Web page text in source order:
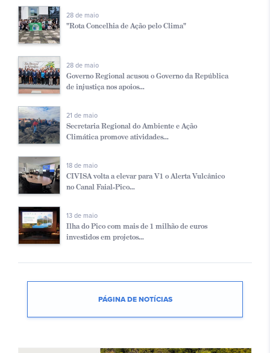
28 de maio
"Rota Concelhia de Ação pelo Clima"
28 de maio
Governo Regional acusou o Governo da República
de injustiça nos apoios...
21 de maio
Secretaria Regional do Ambiente e Ação
Climática promove atividades...
18 de maio
CIVISA volta a elevar para V1 o Alerta Vulcânico
no Canal Faial-Pico...
13 de maio
Ilha do Pico com mais de 1 milhão de euros
investidos em projetos...
PÁGINA DE NOTÍCIAS